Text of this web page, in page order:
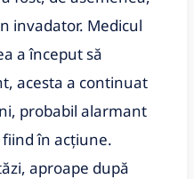
invadator. Medicul
a început să
acesta a continuat
probabil alarmant
în acțiune.
aproape după